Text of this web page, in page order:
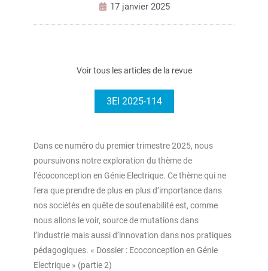
17 janvier 2025
Voir tous les articles de la revue
3EI 2025-114
Dans ce numéro du premier trimestre 2025, nous
poursuivons notre exploration du thème de
l’écoconception en Génie Electrique. Ce thème qui ne
fera que prendre de plus en plus d’importance dans
nos sociétés en quête de soutenabilité est, comme
nous allons le voir, source de mutations dans
l’industrie mais aussi d’innovation dans nos pratiques
pédagogiques. « Dossier : Ecoconception en Génie
Electrique » (partie 2)